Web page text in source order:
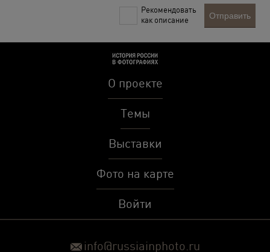
Рекомендовать
как описание
Отправить
О проекте
Темы
Выставки
Фото на карте
Войти
info@russiainphoto.ru